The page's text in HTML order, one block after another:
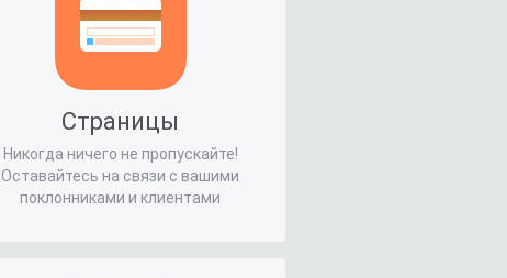
Страницы
Никогда ничего не пропускайте!
Оставайтесь на связи с вашими
поклонниками и клиентами